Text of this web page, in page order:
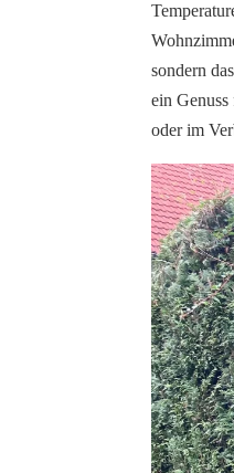
sondern
ein
oder im